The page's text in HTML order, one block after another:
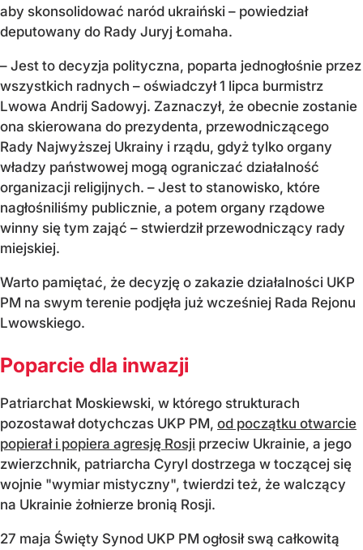
aby skonsolidować naród ukraiński – powiedział
deputowany do Rady Juryj Łomaha.
– Jest to decyzja polityczna, poparta jednogłośnie przez
wszystkich radnych – oświadczył 1 lipca burmistrz
Lwowa Andrij Sadowyj. Zaznaczył, że obecnie zostanie
ona skierowana do prezydenta, przewodniczącego
Rady Najwyższej Ukrainy i rządu, gdyż tylko organy
władzy państwowej mogą ograniczać działalność
organizacji religijnych. – Jest to stanowisko, które
nagłośniliśmy publicznie, a potem organy rządowe
winny się tym zająć – stwierdził przewodniczący rady
miejskiej.
Warto pamiętać, że decyzję o zakazie działalności UKP
PM na swym terenie podjęła już wcześniej Rada Rejonu
Lwowskiego.
Poparcie dla inwazji
Patriarchat Moskiewski, w którego strukturach
pozostawał dotychczas UKP PM, od początku otwarcie
popierał i popiera agresję Rosji przeciw Ukrainie, a jego
zwierzchnik, patriarcha Cyryl dostrzega w toczącej się
wojnie "wymiar mistyczny", twierdzi też, że walczący
na Ukrainie żołnierze bronią Rosji.
27 maja Święty Synod UKP PM ogłosił swą całkowitą